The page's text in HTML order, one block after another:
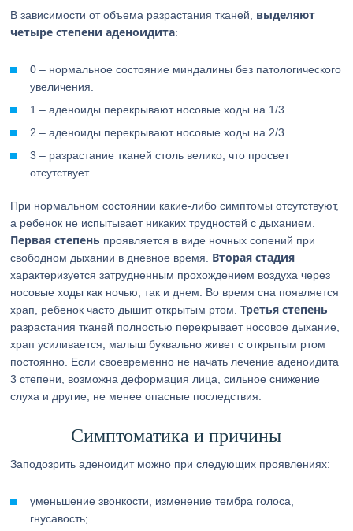
В зависимости от объема разрастания тканей, выделяют
четыре степени аденоидита:
0 – нормальное состояние миндалины без патологического
увеличения.
1 – аденоиды перекрывают носовые ходы на 1/3.
2 – аденоиды перекрывают носовые ходы на 2/3.
3 – разрастание тканей столь велико, что просвет
отсутствует.
При нормальном состоянии какие-либо симптомы отсутствуют,
а ребенок не испытывает никаких трудностей с дыханием.
Первая степень проявляется в виде ночных сопений при
свободном дыхании в дневное время. Вторая стадия
характеризуется затрудненным прохождением воздуха через
носовые ходы как ночью, так и днем. Во время сна появляется
храп, ребенок часто дышит открытым ртом.Третья степень
разрастания тканей полностью перекрывает носовое дыхание,
храп усиливается, малыш буквально живет с открытым ртом
постоянно. Если своевременно не начать лечение аденоидита
3 степени, возможна деформация лица, сильное снижение
слуха и другие, не менее опасные последствия.
Симптоматика и причины
Заподозрить аденоидит можно при следующих проявлениях:
уменьшение звонкости, изменение тембра голоса,
гнусавость;